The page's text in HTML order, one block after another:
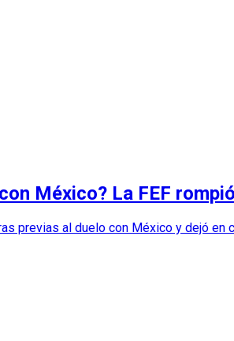
México? La FEF
previas al duelo con México y dejó en